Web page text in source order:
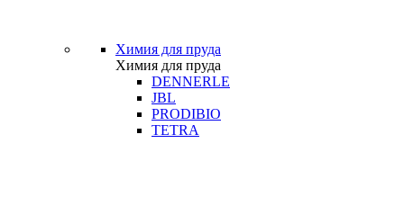
Химия для пруда
Химия для пруда
DENNERLE
JBL
PRODIBIO
TETRA